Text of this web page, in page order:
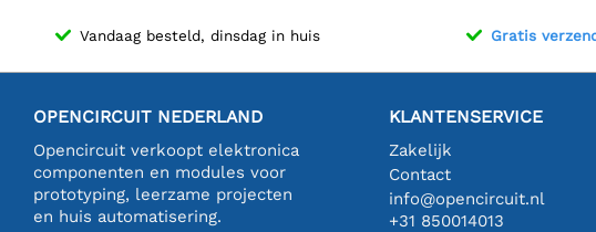
Vandaag besteld, dinsdag in huis Gratis
OPENCIRCUIT NEDERLAND
Opencircuit verkoopt elektronica
componenten en modules voor
prototyping, leerzame projecten
en huis automatisering.
KLANTENSERVICE
Zakelijk
Contact
info@opencircuit.nl
+31 850014013